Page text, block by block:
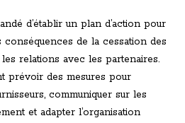
d’établir un plan d’action pour
de la cessation des
les relations avec les partenaires.
prévoir des mesures pour
communiquer sur les
et adapter l’organisation